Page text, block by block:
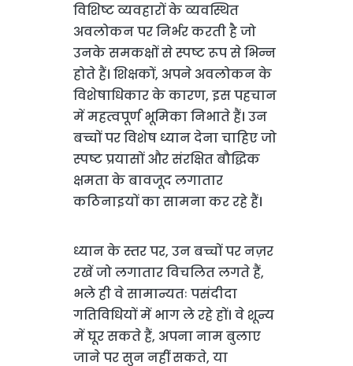
विशिष्ट व्यवहारों के व्यवस्थित
अवलोकन पर निर्भर करती है जो
उनके समकक्षों से स्पष्ट रूप से भिन्न
होते हैं। शिक्षकों, अपने अवलोकन के
विशेषाधिकार के कारण, इस पहचान
में महत्वपूर्ण भूमिका निभाते हैं। उन
बच्चों पर विशेष ध्यान देना चाहिए जो
स्पष्ट प्रयासों और संरक्षित बौद्धिक
क्षमता के बावजूद लगातार
कठिनाइयों का सामना कर रहे हैं।
ध्यान के स्तर पर, उन बच्चों पर नज़र
रखें जो लगातार विचलित लगते हैं,
भले ही वे सामान्यतः पसंदीदा
गतिविधियों में भाग ले रहे हों। वे शून्य
में घूर सकते हैं, अपना नाम बुलाए
जाने पर सुन नहीं सकते, या